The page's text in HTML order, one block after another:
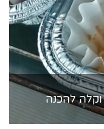
להכנה